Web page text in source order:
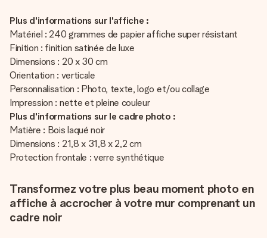
Plus d'informations sur l'affiche :
Matériel : 240 grammes de papier affiche super résistant
Finition : finition satinée de luxe
Dimensions : 20 x 30 cm
Orientation : verticale
Personnalisation : Photo, texte, logo et/ou collage
Impression : nette et pleine couleur
Plus d'informations sur le cadre photo :
Matière : Bois laqué noir
Dimensions : 21,8 x 31,8 x 2,2 cm
Protection frontale : verre synthétique
Transformez votre plus beau moment photo en
affiche à accrocher à votre mur comprenant un
cadre noir